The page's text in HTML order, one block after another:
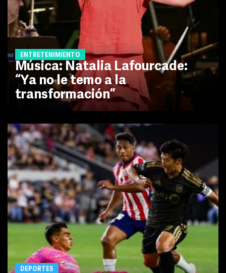
ENTRETENIMIENTO
Música: Natalia Lafourcade:
“Ya no le temo a la
transformación”
DEPORTES